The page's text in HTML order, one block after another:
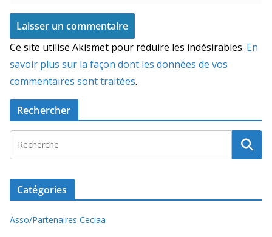
Ce site utilise Akismet pour réduire les indésirables. En
savoir plus sur la façon dont les données de vos
commentaires sont traitées.
Rechercher
Catégories
Asso/Partenaires Ceciaa